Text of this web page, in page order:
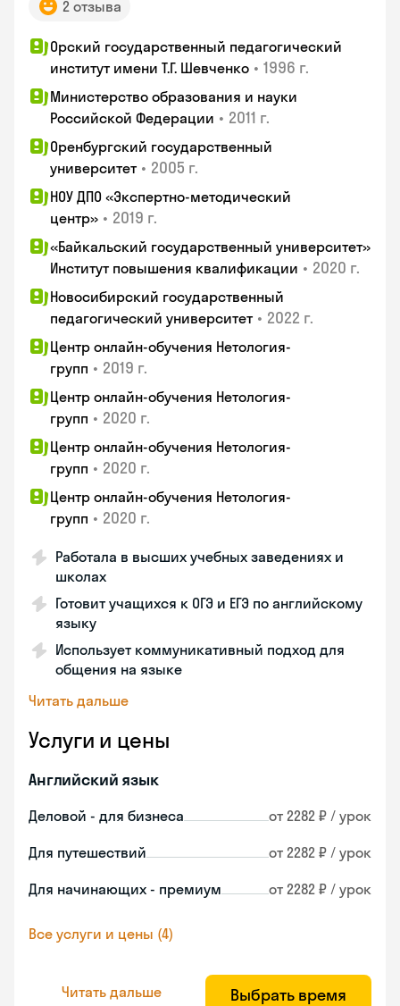
2 отзыва
Орский государственный педагогический
институт имени Т.Г. Шевченко • 1996 г.
Министерство образования и науки
Российской Федерации • 2011 г.
Оренбургский государственный
университет • 2005 г.
НОУ ДПО «Экспертно-методический
центр» • 2019 г.
«Байкальский государственный университет»
Институт повышения квалификации • 2020 г.
Новосибирский государственный
педагогический университет • 2022 г.
Центр онлайн-обучения Нетология-
групп • 2019 г.
Центр онлайн-обучения Нетология-
групп • 2020 г.
Центр онлайн-обучения Нетология-
групп • 2020 г.
Центр онлайн-обучения Нетология-
групп • 2020 г.
Работала в высших учебных заведениях и
школах
Готовит учащихся к ОГЭ и ЕГЭ по английскому
языку
Использует коммуникативный подход для
общения на языке
Читать дальше
Услуги и цены
Английский язык
Деловой - для бизнеса от 2282 ₽ / урок
Для путешествий от 2282 ₽ / урок
Для начинающих - премиум от 2282 ₽ / урок
Все услуги и цены (4)
Читать дальше Выбрать время